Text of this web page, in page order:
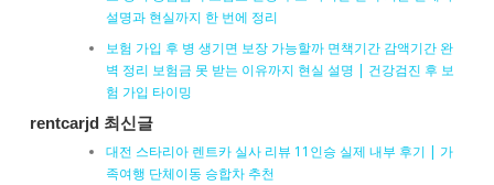
설명과 현실까지 한 번에 정리
보험 가입 후 병 생기면 보장 가능할까 면책기간 감액기간 완
벽 정리 보험금 못 받는 이유까지 현실 설명 | 건강검진 후 보
험 가입 타이밍
rentcarjd 최신글
대전 스타리아 렌트카 실사 리뷰 11인승 실제 내부 후기 | 가
족여행 단체이동 승합차 추천